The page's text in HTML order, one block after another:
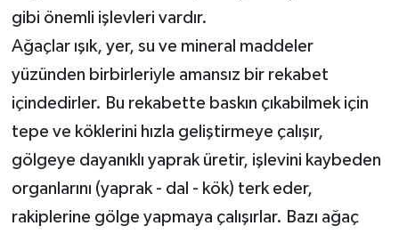
gibi önemli işlevleri vardır.
Ağaçlar ışık, yer, su ve mineral maddeler
yüzünden birbirleriyle amansız bir rekabet
içindedirler. Bu rekabette baskın çıkabilmek için
tepe ve köklerini hızla geliştirmeye çalışır,
gölgeye dayanıklı yaprak üretir, işlevini kaybeden
organlarını (yaprak - dal - kök) terk eder,
rakiplerine gölge yapmaya çalışırlar. Bazı ağaç